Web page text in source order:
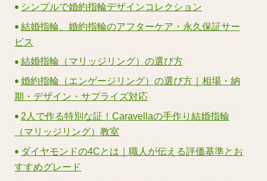
シンプルで婚約指輪デザインコレクション
結婚指輪、婚約指輪のアフターケア・永久保証サー
ビス
結婚指輪（マリッジリング）の選び方
婚約指輪（エンゲージリング）の選び方｜相場・納
期・デザイン・サプライズ対応
2人で作る特別な証！Caravellaの手作り結婚指輪
（マリッジリング）教室
ダイヤモンドの4Cとは｜職人が伝える評価基準とお
すすめグレード